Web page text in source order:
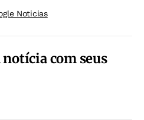
Noticias
com seus